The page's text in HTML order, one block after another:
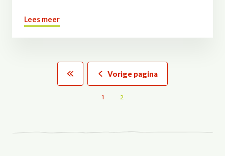
Lees meer
« First Vorige pagina
1 2